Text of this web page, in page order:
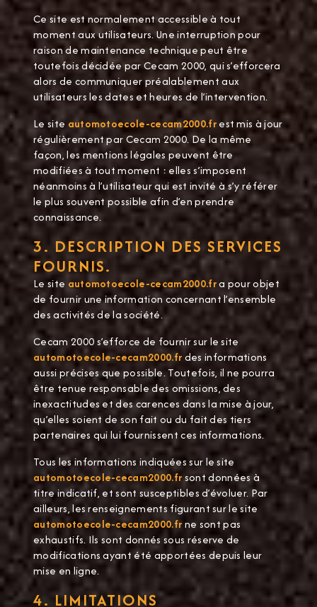
Ce site est normalement accessible à tout
moment aux utilisateurs. Une interruption pour
raison de maintenance technique peut être
toutefois décidée par Cecam 2000, qui s’efforcera
alors de communiquer préalablement aux
utilisateurs les dates et heures de l’intervention.
Le site automotoecole-cecam2000.frest mis à jour
régulièrement par Cecam 2000. De la même
façon, les mentions légales peuvent être
modifiées à tout moment : elles s’imposent
néanmoins à l’utilisateur qui est invité à s’y référer
le plus souvent possible afin d’en prendre
connaissance.
3. DESCRIPTION DES SERVICES
FOURNIS.
Le site automotoecole-cecam2000.fra pour objet
de fournir une information concernant l’ensemble
des activités de la société.
Cecam 2000 s’efforce de fournir sur le site
automotoecole-cecam2000.frdes informations
aussi précises que possible. Toutefois, il ne pourra
être tenue responsable des omissions, des
inexactitudes et des carences dans la mise à jour,
qu’elles soient de son fait ou du fait des tiers
partenaires qui lui fournissent ces informations.
Tous les informations indiquées sur le site
automotoecole-cecam2000.frsont données à
titre indicatif, et sont susceptibles d’évoluer. Par
ailleurs, les renseignements figurant sur le site
automotoecole-cecam2000.frne sont pas
exhaustifs. Ils sont donnés sous réserve de
modifications ayant été apportées depuis leur
mise en ligne.
4. LIMITATIONS